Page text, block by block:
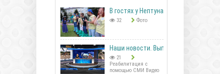
В гостях у Нептуна
32 Фото
Наши новости. Выпуск 41
21
Реабилитация с
помощью СМИ Видео